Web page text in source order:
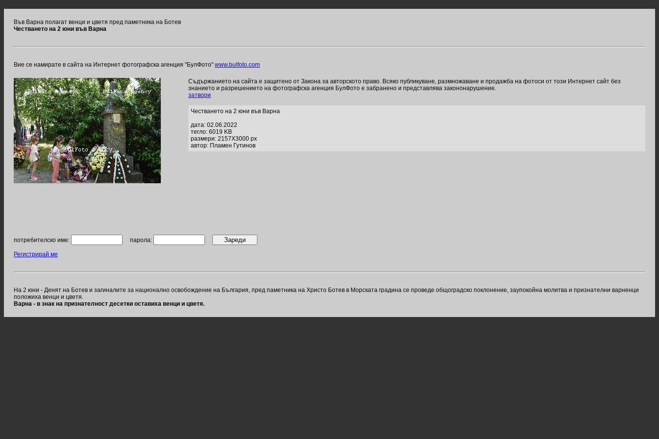
Във Варна полагат венци и цветя пред паметника на Ботев
Честването на 2 юни във Варна
Вие се намирате в сайта на Интернет фотографска агенция "БулФото" www.bulfoto.com
Съдържанието на сайта е защитено от Закона за авторското право. Всяко публикуване, размножаване и продажба на фотоси от този Интернет сайт без
знанието и разрешението на фотографска агенция БулФото е забранено и представлява закононарушение.
затвори
Честването на 2 юни във Варна
дата: 02.06.2022
тегло: 6019 KB
размери: 2157X3000 px
автор: Пламен Гутинов
потребителско име: парола:
Регистрирай ме
На 2 юни - Денят на Ботев и загиналите за национално освобождение на България, пред паметника на Христо Ботев в Морската градина се проведе общоградско поклонение, заупокойна молитва и признателни варненци
положиха венци и цветя.
Варна - в знак на признателност десетки оставиха венци и цветя.